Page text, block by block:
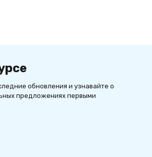
обновления и узнавайте о
предложениях первыми